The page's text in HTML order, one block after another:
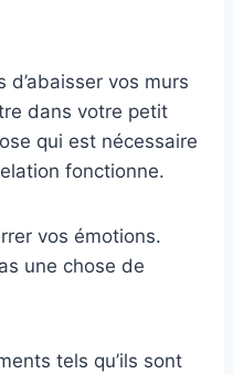
vos murs
dans votre petit
qui est nécessaire
fonctionne.
vos émotions.
une chose de
tels qu’ils sont